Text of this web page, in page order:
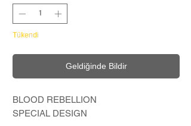
Tükendi
Geldiğinde Bildir
BLOOD REBELLION
SPECIAL DESIGN